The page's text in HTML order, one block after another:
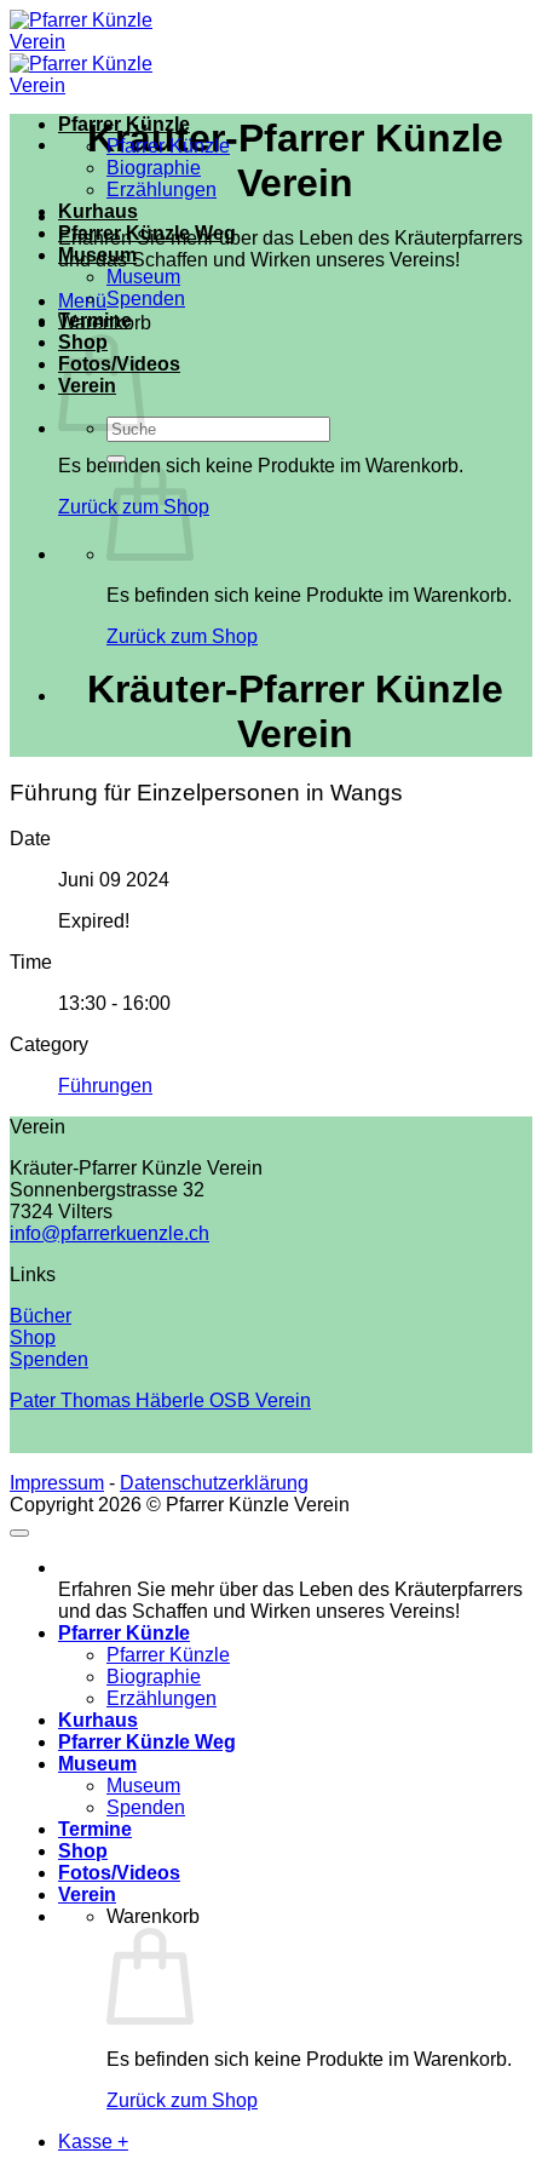
Zum
Inhalt
springen
Kräuter-Pfarrer Künzle
Verein
Erfahren Sie mehr über das Leben des Kräuterpfarrers
und das Schaffen und Wirken unseres Vereins!
Menü
Warenkorb
Es befinden sich keine Produkte im Warenkorb.
Zurück zum Shop
Pfarrer Künzle
Pfarrer Künzle
Biographie
Erzählungen
Kurhaus
Pfarrer Künzle Weg
Museum
Museum
Spenden
Termine
Shop
Fotos/Videos
Verein
Suchen
nach:
Es befinden sich keine Produkte im Warenkorb.
Zurück zum Shop
Kräuter-Pfarrer Künzle
Verein
Führung für Einzelpersonen in Wangs
Date
Juni 09 2024
Expired!
Time
13:30 - 16:00
Category
Führungen
Verein
Kräuter-Pfarrer Künzle Verein
Sonnenbergstrasse 32
7324 Vilters
info@pfarrerkuenzle.ch
Links
Bücher
Shop
Spenden
Pater Thomas Häberle OSB Verein
Impressum - Datenschutzerklärung
Copyright 2026 © Pfarrer Künzle Verein
Erfahren Sie mehr über das Leben des Kräuterpfarrers
und das Schaffen und Wirken unseres Vereins!
Pfarrer Künzle
Pfarrer Künzle
Biographie
Erzählungen
Kurhaus
Pfarrer Künzle Weg
Museum
Museum
Spenden
Termine
Shop
Fotos/Videos
Verein
Warenkorb
Es befinden sich keine Produkte im Warenkorb.
Zurück zum Shop
Kasse +